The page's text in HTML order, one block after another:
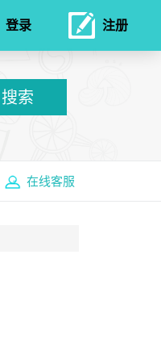
登录 注册
搜索
在线客服